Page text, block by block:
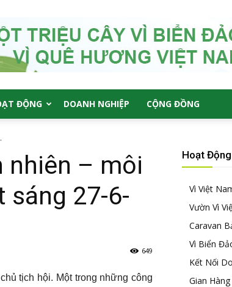
ĐỘNG DOANH NGHIỆP CỘNG ĐỒNG
nhiên – môi
sáng 27-6-
649
tịch hội. Một trong những công
Hoạt
Vì Việt
Vườn Vì
Caravan
Vì Biển
Kết Nối
Gian Hàng